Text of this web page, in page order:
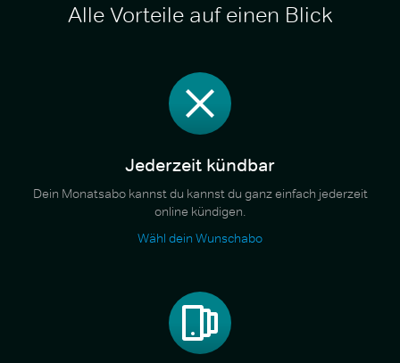
Alle Vorteile auf einen Blick
Jederzeit kündbar
Dein Monatsabo kannst du kannst du ganz einfach jederzeit
online kündigen.
Wähl dein Wunschabo